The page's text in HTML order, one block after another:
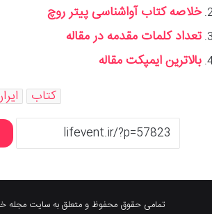
خلاصه کتاب آواشناسی پیتر روچ
تعداد کلمات مقدمه در مقاله
بالاترین ایمپکت مقاله
کتاب
تمامی حقوق محفوظ و متعلق به سایت مجله